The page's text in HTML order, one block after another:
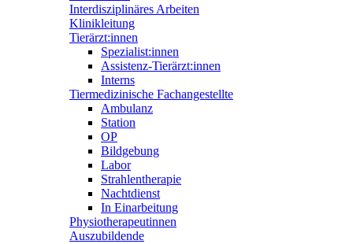
Interdisziplinäres Arbeiten
Klinikleitung
Tierärzt:innen
Spezialist:innen
Assistenz-Tierärzt:innen
Interns
Tiermedizinische Fachangestellte
Ambulanz
Station
OP
Bildgebung
Labor
Strahlentherapie
Nachtdienst
In Einarbeitung
Physiotherapeutinnen
Auszubildende